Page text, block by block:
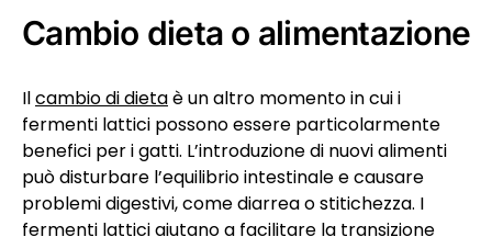
Cambio dieta o alimentazione
Ilcambio di dietaè un altro momento in cui i
fermenti lattici possono essere particolarmente
benefici per i gatti. L’introduzione di nuovi alimenti
può disturbare l’equilibrio intestinale e causare
problemi digestivi, come diarrea o stitichezza. I
fermenti lattici aiutano a facilitare la transizione